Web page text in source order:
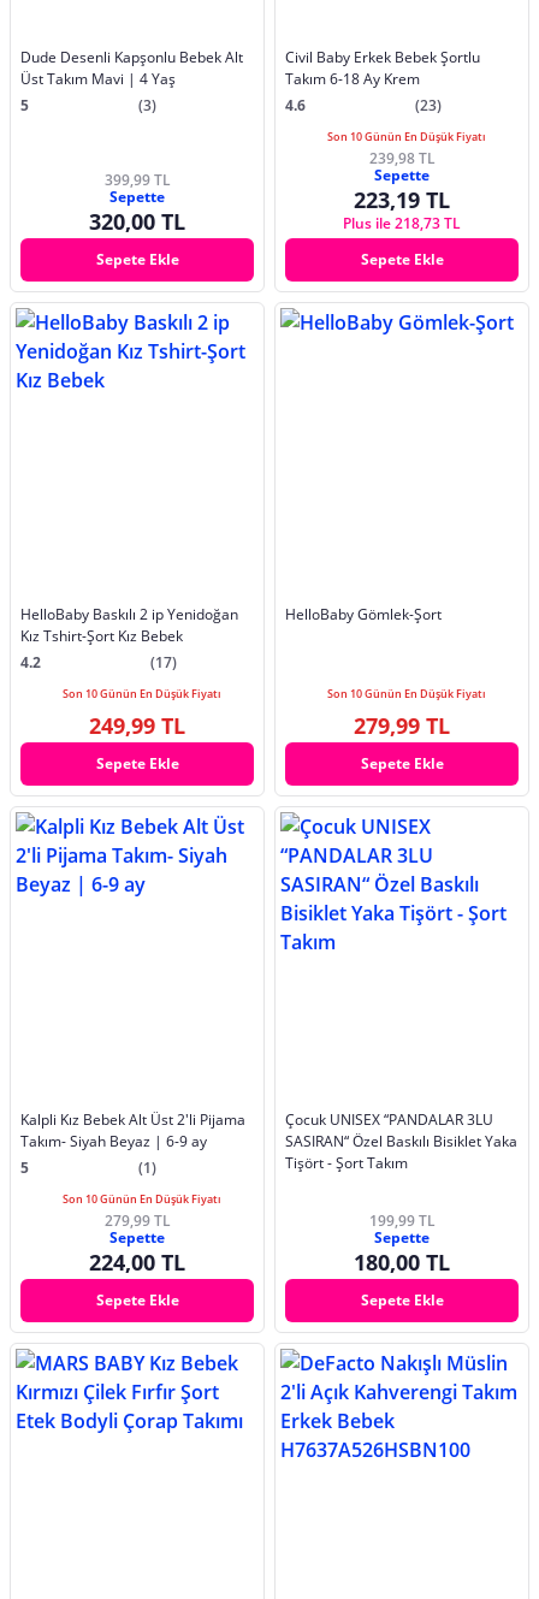
Dude Desenli Kapşonlu Bebek Alt
Üst Takım Mavi | 4 Yaş
5
(3)
399,99 TL
Sepette
320,00 TL
Sepete Ekle
Civil Baby Erkek Bebek Şortlu
Takım 6-18 Ay Krem
4.6
(23)
Son 10 Günün En Düşük Fiyatı
239,98 TL
Sepette
223,19 TL
Plus ile 218,73 TL
Sepete Ekle
HelloBaby Baskılı 2 ip Yenidoğan
Kız Tshirt-Şort Kız Bebek
4.2
(17)
Son 10 Günün En Düşük Fiyatı
249,99 TL
Sepete Ekle
HelloBaby Gömlek-Şort
Son 10 Günün En Düşük Fiyatı
279,99 TL
Sepete Ekle
Kalpli Kız Bebek Alt Üst 2'li Pijama
Takım- Siyah Beyaz | 6-9 ay
5
(1)
Son 10 Günün En Düşük Fiyatı
279,99 TL
Sepette
224,00 TL
Sepete Ekle
Çocuk UNISEX “PANDALAR 3LU
SASIRAN“ Özel Baskılı Bisiklet Yaka
Tişört - Şort Takım
199,99 TL
Sepette
180,00 TL
Sepete Ekle